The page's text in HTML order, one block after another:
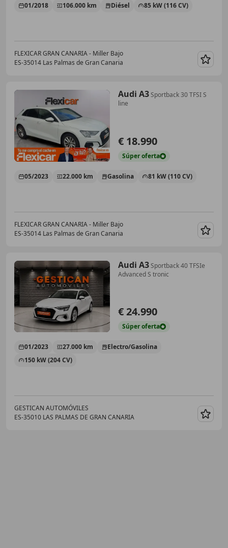
01/2018 106.000 km Diésel 85 kW (116 CV)
FLEXICAR GRAN CANARIA - Miller Bajo
ES-35014 Las Palmas de Gran Canaria
Audi A3Sportback 30 TFSI S
line
€ 18.990
Súperoferta
05/2023 22.000 km Gasolina 81 kW (110 CV)
FLEXICAR GRAN CANARIA - Miller Bajo
ES-35014 Las Palmas de Gran Canaria
Audi A3Sportback 40 TFSIe
Advanced S tronic
€ 24.990
Súperoferta
01/2023 27.000 km
Electro/Gasolina
150 kW (204 CV)
GESTICAN AUTOMÓVILES
ES-35010 LAS PALMAS DE GRAN CANARIA